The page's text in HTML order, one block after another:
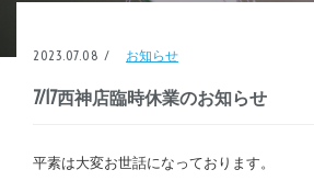
2023.07.08 / お知らせ
7/17西神店臨時休業のお知らせ
平素は大変お世話になっております。